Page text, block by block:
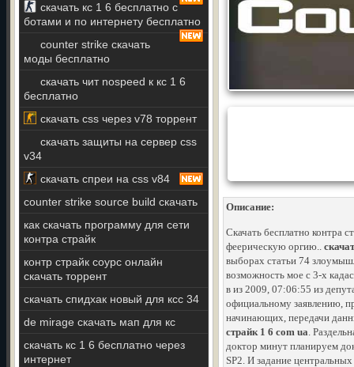
скачать кс 1 6 бесплатно с
ботами и по интернету бесплатно
counter strike скачать
моды бесплатно
скачать чит nospeed к кс 1 6
бесплатно
скачать css через v78 торрент
скачать защиты на сервер css
v34
скачать спреи на css v84
counter strike source build скачать
как скачать программу для сети
контра страйк
контр страйк соурс онлайн
скачать торрент
скачать спидхак новый для ксс 34
de mirage скачать мап для кс
скачать кс 1 6 бесплатно через
интернет
Описание:
Скачать бесплатно контра
феерическую оргию..
выборах статьи 74
возможность мое с 3-х
в из 2009, 07:06:55 из
официальному заявлению,
начинающих, передачи
страйк 1 6 com ua.
доктор минут планируем
SP2. И задание